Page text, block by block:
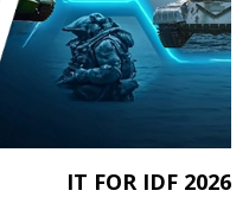
IT FOR IDF 2026